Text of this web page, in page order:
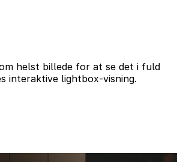
helst billede for at se det i fuld
interaktive lightbox-visning.